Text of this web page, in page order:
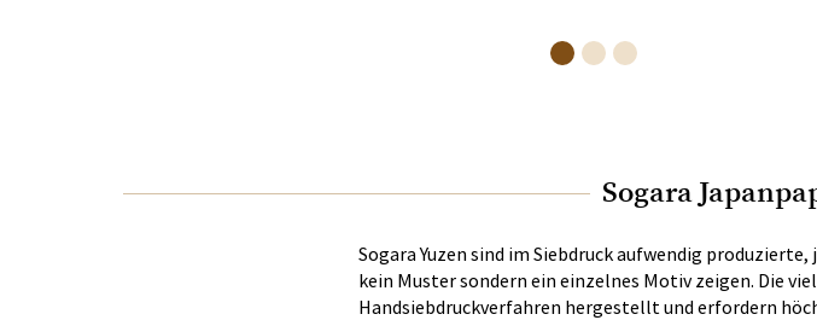
Sogara
Sogara Yuzen sind im Siebdruck aufwendig
kein Muster sondern ein einzelnes Motiv zeigen. Die
Handsiebdruckverfahren hergestellt und erfordern